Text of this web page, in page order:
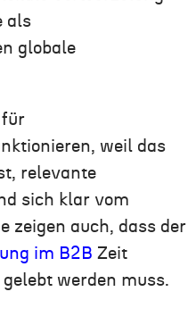
als
globale
für
weil das
relevante
sich klar vom
zeigen auch, dass der
im B2B Zeit
werden muss.